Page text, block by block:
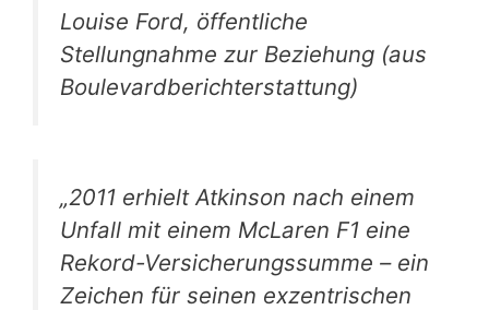
Louise Ford, öffentliche
Stellungnahme zur Beziehung (aus
Boulevardberichterstattung)
„2011 erhielt Atkinson nach einem
Unfall mit einem McLaren F1 eine
Rekord-Versicherungssumme – ein
Zeichen für seinen exzentrischen